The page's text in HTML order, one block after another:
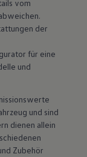
vom
der
für eine
und
und sind
dienen allein
Zubehör